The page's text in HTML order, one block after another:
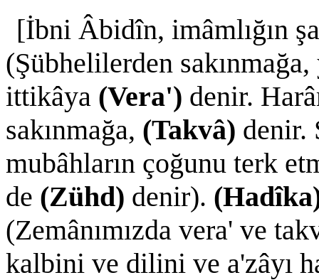
[İbni Âbidîn, imâmlığın
(Şübhelilerden
ittikâya (Vera') denir.
sakınmağa, (Takvâ) denir.
mubâhların çoğunu terk
de (Zühd) denir).
(Zemânımızda vera' ve
kalbini ve dilini ve a'zâyı